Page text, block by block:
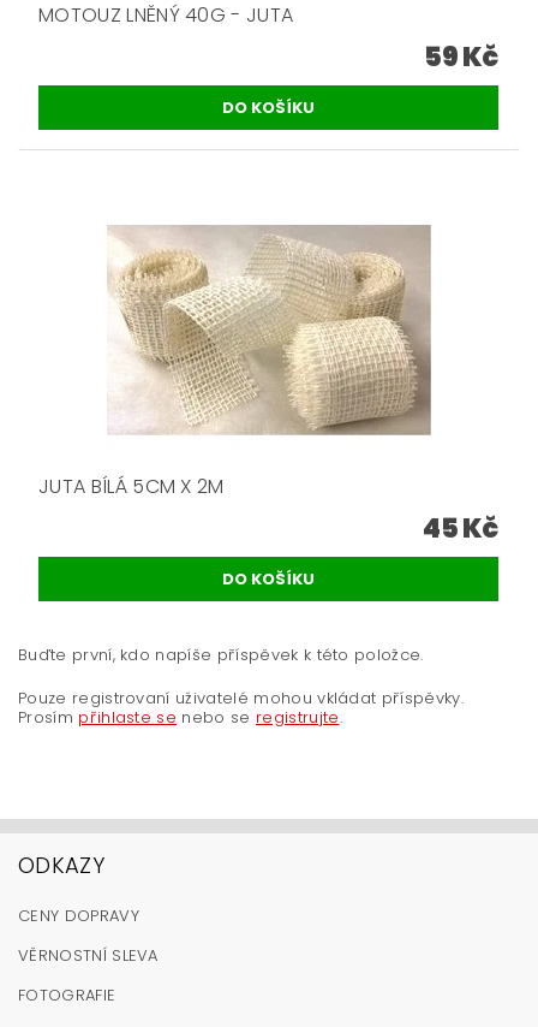
MOTOUZ LNĚNÝ 40G - JUTA
59 Kč
JUTA BÍLÁ 5CM X 2M
45 Kč
Buďte první, kdo napíše příspěvek k této položce.
Pouze registrovaní uživatelé mohou vkládat příspěvky.
Prosím přihlaste se nebo se registrujte.
ODKAZY
CENY DOPRAVY
VĚRNOSTNÍ SLEVA
FOTOGRAFIE